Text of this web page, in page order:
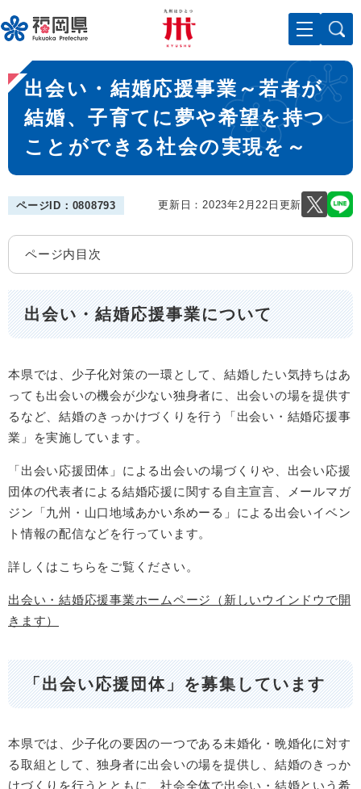
ー
ジ
先
頭
メニューを飛ばして本文へ
本
文
出会い・結婚応援事業～若者が
結婚、子育てに夢や希望を持つ
ことができる社会の実現を～
ページID：0808793 更新日：2023年2月22日更新
ページ内目次
出会い・結婚応援事業について
本県では、少子化対策の一環として、結婚したい気持ちはあ
っても出会いの機会が少ない独身者に、出会いの場を提供す
るなど、結婚のきっかけづくりを行う「出会い・結婚応援事
業」を実施しています。
「出会い応援団体」による出会いの場づくりや、出会い応援
団体の代表者による結婚応援に関する自主宣言、メールマガ
ジン「九州・山口地域あかい糸めーる」による出会いイベン
ト情報の配信などを行っています。
詳しくはこちらをご覧ください。
出会い・結婚応援事業ホームページ（新しいウインドウで開
きます）
「出会い応援団体」を募集しています
本県では、少子化の要因の一つである未婚化・晩婚化に対す
る取組として、独身者に出会いの場を提供し、結婚のきっか
けづくりを行うとともに、社会全体で出会い・結婚という希